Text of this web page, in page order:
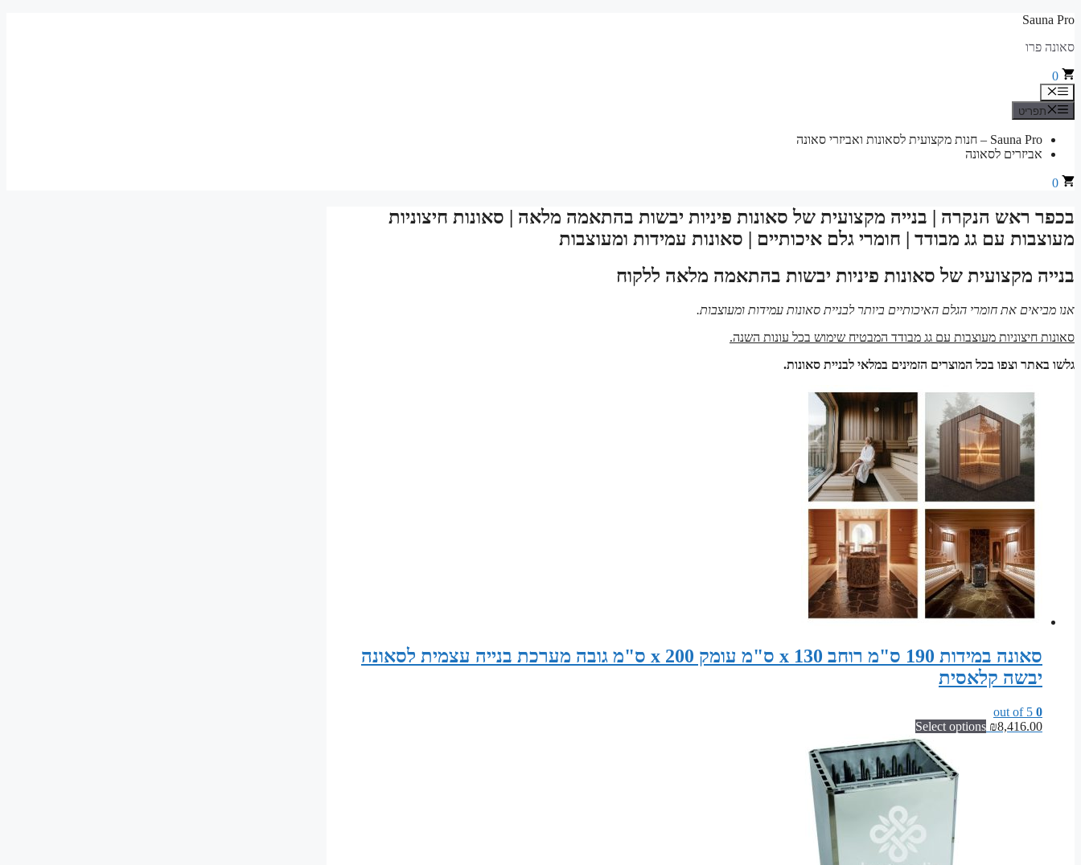
לדלג
Sauna Pro
סאונה פרו
0
תפריט
תפריט
Sauna Pro – חנות מקצועית לסאונות ואביזרי סאונה
אביזרים לסאונה
0
בכפר ראש הנקרה | בנייה מקצועית של סאונות פיניות יבשות בהתאמה מלאה | סאונות חיצוניות
מעוצבות עם גג מבודד | חומרי גלם איכותיים | סאונות עמידות ומעוצבות
בנייה מקצועית של סאונות פיניות יבשות בהתאמה מלאה ללקוח
אנו מביאים את חומרי הגלם האיכותיים ביותר לבניית סאונות עמידות ומעוצבות.
סאונות חיצוניות מעוצבות עם גג מבודד המבטיח שימוש בכל עונות השנה.
גלשו באתר וצפו בכל המוצרים הזמינים במלאי לבניית סאונות.
סאונה במידות 190 ס"מ רוחב x 130 ס"מ עומק x 200 ס"מ גובה מערכת בנייה עצמית לסאונה
יבשה קלאסית
0
₪8,416.00
Select options